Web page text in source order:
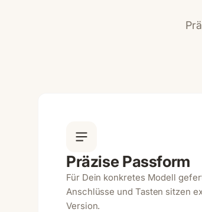
Präzise Passform
Für Dein konkretes Modell
Anschlüsse und Tasten sitzen
Version.